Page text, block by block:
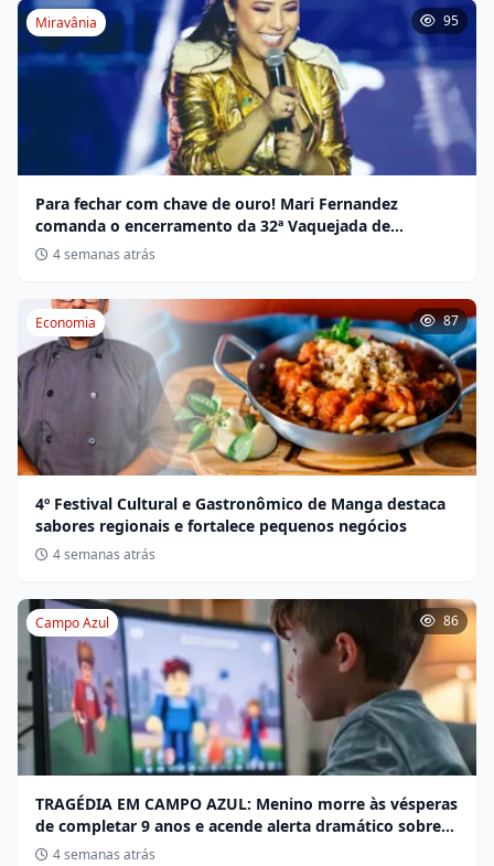
Miravânia 95
Para fechar com chave de ouro! Mari Fernandez
comanda o encerramento da 32ª Vaquejada de
Miravânia hoje
4 semanas atrás
Economia 87
4º Festival Cultural e Gastronômico de Manga destaca
sabores regionais e fortalece pequenos negócios
4 semanas atrás
Campo Azul 86
TRAGÉDIA EM CAMPO AZUL: Menino morre às vésperas
de completar 9 anos e acende alerta dramático sobre
desafios no Roblox
4 semanas atrás